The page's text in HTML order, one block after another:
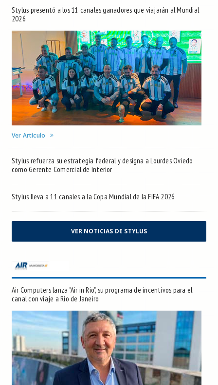
Stylus presentó a los 11 canales ganadores que viajarán al Mundial
2026
Ver Artículo
Stylus refuerza su estrategia federal y designa a Lourdes Oviedo
como Gerente Comercial de Interior
Stylus lleva a 11 canales a la Copa Mundial de la FIFA 2026
VER NOTICIAS DE STYLUS
Air Computers lanza "Air in Rio", su programa de incentivos para el
canal con viaje a Río de Janeiro